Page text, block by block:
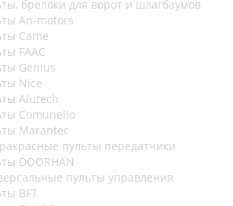
брелоки для ворот и шлагбаумов
An-motors
Came
FAAC
Genius
Nice
Alutech
Сomunello
Marantec
пульты передатчики
DOORHAN
пульты управления
BFT